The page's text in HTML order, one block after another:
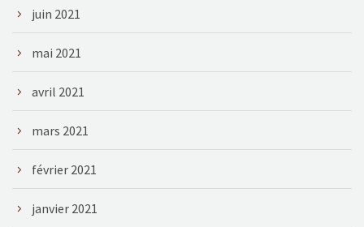
juin 2021
mai 2021
avril 2021
mars 2021
février 2021
janvier 2021